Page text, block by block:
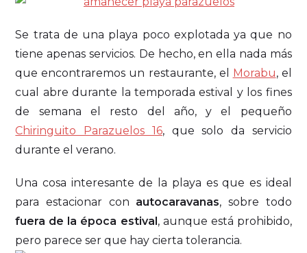
Se trata de una playa poco explotada ya que no
tiene apenas servicios. De hecho, en ella nada más
que encontraremos un restaurante, el Morabu, el
cual abre durante la temporada estival y los fines
de semana el resto del año, y el pequeño
Chiringuito Parazuelos 16, que solo da servicio
durante el verano.
Una cosa interesante de la playa es que es ideal
para estacionar con autocaravanas, sobre todo
fuera de la época estival, aunque está prohibido,
pero parece ser que hay cierta tolerancia.